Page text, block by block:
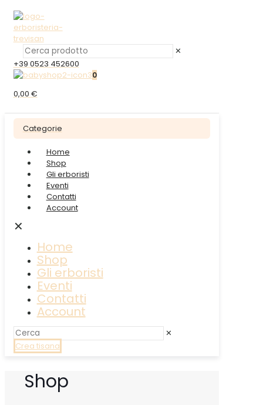
✕
+39 0523 452600
0
0,00 €
Categorie
Home
Shop
Gli erboristi
Eventi
Contatti
Account
✕
Home
Shop
Gli erboristi
Eventi
Contatti
Account
✕
Crea tisana
Shop